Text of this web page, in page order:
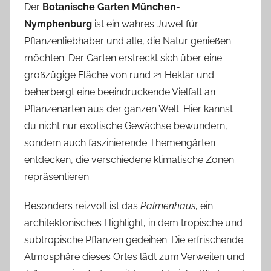
Der Botanische Garten München-
Nymphenburg ist ein wahres Juwel für
Pflanzenliebhaber und alle, die Natur genießen
möchten. Der Garten erstreckt sich über eine
großzügige Fläche von rund 21 Hektar und
beherbergt eine beeindruckende Vielfalt an
Pflanzenarten aus der ganzen Welt. Hier kannst
du nicht nur exotische Gewächse bewundern,
sondern auch faszinierende Themengärten
entdecken, die verschiedene klimatische Zonen
repräsentieren.
Besonders reizvoll ist das Palmenhaus, ein
architektonisches Highlight, in dem tropische und
subtropische Pflanzen gedeihen. Die erfrischende
Atmosphäre dieses Ortes lädt zum Verweilen und